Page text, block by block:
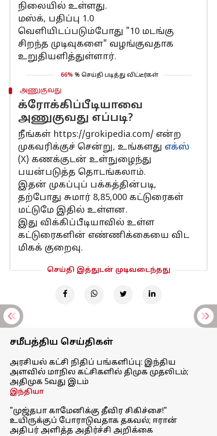
நிலையில் உள்ளது.
மஸ்க், பதிப்பு 1.0
வெளியிடப்படும்போது "10 மடங்கு
சிறந்த முடிவுகளை" வழங்குவதாக
உறுதியளித்துள்ளார்.
66% % செய்தி படித்து விட்டீர்கள்
அணுகுவது
க்ரோக்கிப்பீடியாவை
அணுகுவது எப்படி?
நீங்கள் https://grokipedia.com/ என்ற
முகவரிக்குச் சென்று, உங்களது எக்ஸ்
(X) கணக்குடன் உள்நுழைந்து
பயன்படுத்த தொடங்கலாம்.
இதன் முகப்புப் பக்கத்தின்படி,
தற்போது சுமார் 8,85,000 கட்டுரைகள்
மட்டுமே இதில் உள்ளன.
இது விக்கிப்பீடியாவில் உள்ள
கட்டுரைகளின் எண்ணிக்கையை விட
மிகக் குறைவு.
செய்தி இத்துடன் முடிவடைந்தது
சமீபத்திய செய்திகள்
அரசியல் கட்சி நிதிப் பங்களிப்பு: இந்திய
அளவில் மாநில கட்சிகளில் திமுக முதலிடம்;
அதிமுக 5வது இடம்
இந்தியா
"முஜ்தபா காமேனிக்கு தீவிர சிகிச்சை!"
உயிருக்குப் போராடுவதாக தகவல்; ஈரான்
அதிபர் அளித்த அதிர்ச்சி அறிக்கை